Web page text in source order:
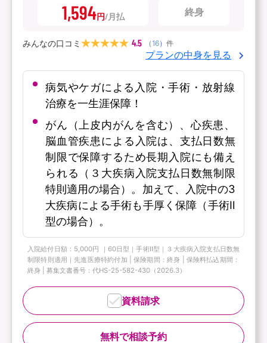
1,594円 終身
みんなの口コミ 4.5 （ 16） 件
プランの中身を見る
病気やケガによる入院・手術・放射線
治療を一生涯保障！
がん（上皮内がんを含む）、心疾患、
脳血管疾患による入院は、支払日数無
制限で保障するため長期入院にも備え
られる（３大疾病入院支払日数無制限
特則適用の場合）。加えて、入院中の3
大疾病による手術も手厚く保障（手術Ⅱ
型の場合）。
入院給付日額：5,000円 ｜60日型｜手術Ⅱ型｜３大疾病入院支払日数無
制限特則適用｜先進医療特約付加 | 保険期間：終身 | 保険料払込期間：
終身 | 募集文書番号：代HS-25-582-430（2026.3）
無料で相談予約
資料請求